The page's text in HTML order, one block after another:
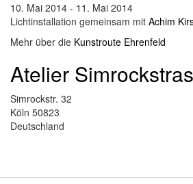
10. Mai 2014 - 11. Mai 2014
Lichtinstallation gemeinsam mit Achim
Mehr über die Kunstroute Ehrenfeld
Atelier
Simrockstr. 32
Köln 50823
Deutschland